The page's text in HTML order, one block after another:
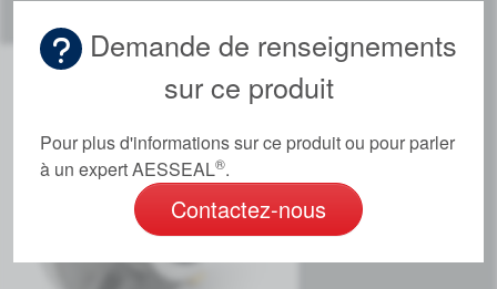
Demande de renseignements
sur ce produit
Pour plus d'informations sur ce produit ou pour parler
à un expert AESSEAL®.
Contactez-nous